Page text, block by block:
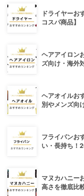
ドライヤーお
コスパ商品】
ヘアアイロン
ズ向け・海外
ヘアオイルお
別やメンズ向
フライパンお
い・長持ち！
マヌカハニー
高さを徹底比